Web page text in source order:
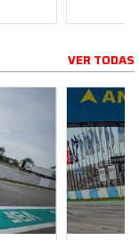
VER TODAS